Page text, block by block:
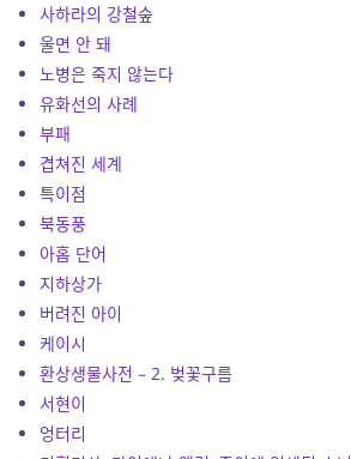
사하라의 강철숲
울면 안 돼
노병은 죽지 않는다
유화선의 사례
부패
겹쳐진 세계
특이점
북동풍
아홉 단어
지하상가
버려진 아이
케이시
환상생물사전 – 2. 벚꽃구름
서현이
엉터리